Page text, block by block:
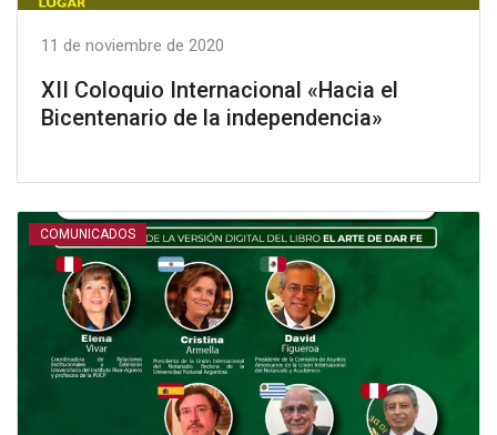
11 de noviembre de 2020
XII Coloquio Internacional «Hacia el
Bicentenario de la independencia»
COMUNICADOS